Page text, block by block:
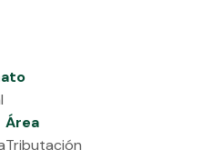
Área
Tributación